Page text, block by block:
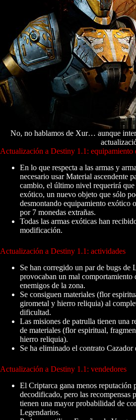
No, no hablamos de Xur… aunque
Actualización a Destiny 1.1: equipamiento
En lo que respecta a las armas y
necesario usar Material ascendente
cambio, el último nivel requerirá que
exótico, un nuevo objeto que sólo
desmontando equipamiento exótico
por 7 monedas extrañas.
Todas las armas exóticas han
modificación.
Actualización a Destiny 1.1: actividades
Se han corregido un par de bugs de
provocaban un mal comportamiento
enemigos de la zona.
Se consiguen materiales (flor
girometal y hierro reliquia) al
dificultad.
Las misiones de patrulla tienen una
de materiales (flor espiritual,
hierro reliquia).
Se ha eliminado el contrato
Actualización a Destiny 1.1: vendedores
El Criptarca gana menos reputación
decodificado, pero las recompensas
tienen una mayor probabilidad de
Legendarios.